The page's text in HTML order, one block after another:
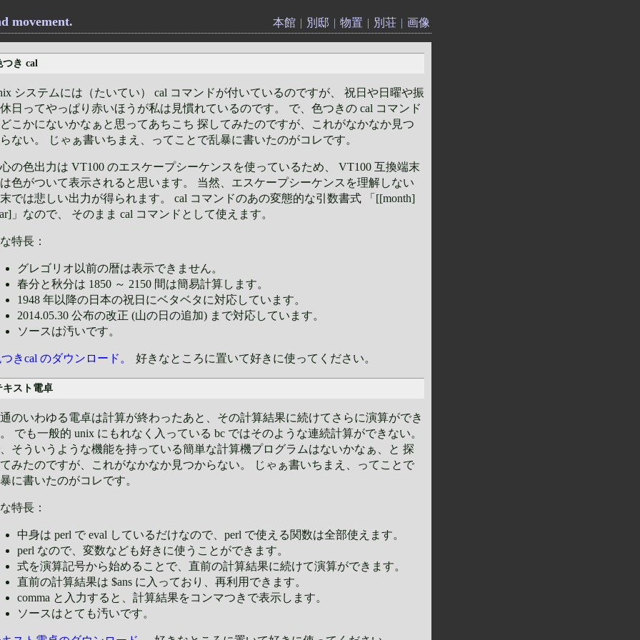
movement. 本館 | 別邸 | 物置 | 別荘 | 画像
つき cal
システムには（たいてい） cal コマンドが付いているのですが、 祝日や日曜や振
日ってやっぱり赤いほうが私は見慣れているのです。 で、色つきの cal コマンド
こかにないかなぁと思ってあちこち 探してみたのですが、これがなかなか見つ
ない。 じゃぁ書いちまえ、ってことで乱暴に書いたのがコレです。
の色出力は VT100 のエスケープシーケンスを使っているため、 VT100 互換端末
色がついて表示されると思います。 当然、エスケープシーケンスを理解しない
では悲しい出力が得られます。 cal コマンドのあの変態的な引数書式 「[[month]
」なので、 そのまま cal コマンドとして使えます。
特長：
グレゴリオ以前の暦は表示できません。
春分と秋分は 1850 ～ 2150 間は簡易計算します。
1948 年以降の日本の祝日にベタベタに対応しています。
2014.05.30 公布の改正 (山の日の追加) まで対応しています。
ソースは汚いです。
きcal のダウンロード。 好きなところに置いて好きに使ってください。
キスト電卓
のいわゆる電卓は計算が終わったあと、その計算結果に続けてさらに演算ができ
でも一般的 unix にもれなく入っている bc ではそのような連続計算ができない。
そういうような機能を持っている簡単な計算機プログラムはないかなぁ、と 探
てみたのですが、これがなかなか見つからない。 じゃぁ書いちまえ、ってことで
に書いたのがコレです。
特長：
中身は perl で eval しているだけなので、perl で使える関数は全部使えます。
perl なので、変数なども好きに使うことができます。
式を演算記号から始めることで、直前の計算結果に続けて演算ができます。
直前の計算結果は $ans に入っており、再利用できます。
comma と入力すると、計算結果をコンマつきで表示します。
ソースはとても汚いです。